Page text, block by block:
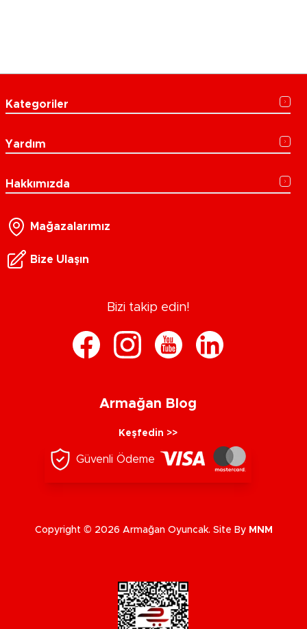
Kategoriler
Yardım
Hakkımızda
Mağazalarımız
Bize Ulaşın
Bizi takip edin!
Armağan Blog
Keşfedin >>
Güvenli Ödeme
Copyright © 2026 Armağan Oyuncak. Site By MNM